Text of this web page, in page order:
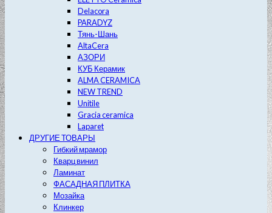
Delacora
PARADYZ
Тянь-Шань
AltaCera
АЗОРИ
КУБ Керамик
ALMA CERAMICA
NEW TREND
Unitile
Gracia ceramica
Laparet
ДРУГИЕ ТОВАРЫ
Гибкий мрамор
Кварц винил
Ламинат
ФАСАДНАЯ ПЛИТКА
Мозайка
Клинкер